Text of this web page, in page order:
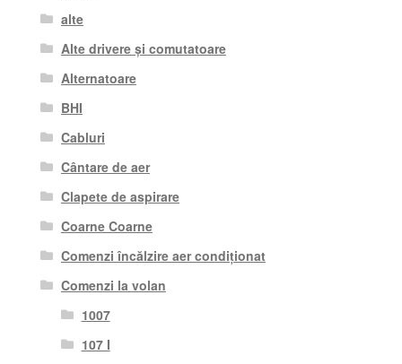
alte
Alte drivere și comutatoare
Alternatoare
BHI
Cabluri
Cântare de aer
Clapete de aspirare
Coarne Coarne
Comenzi încălzire aer condiționat
Comenzi la volan
1007
107 I